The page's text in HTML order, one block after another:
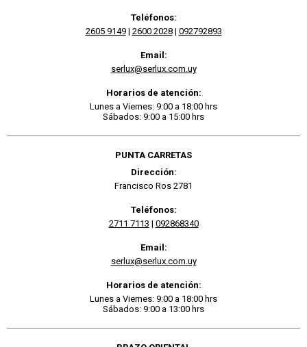
Teléfonos:
2605 9149| 2600 2028| 092792893
Email:
serlux@serlux.com.uy
Horarios de atención:
Lunes a Viernes: 9:00 a 18:00 hrs
Sábados: 9:00 a 15:00 hrs
PUNTA CARRETAS
Dirección:
Francisco Ros 2781
Teléfonos:
2711 7113 | 092868340
Email:
serlux@serlux.com.uy
Horarios de atención:
Lunes a Viernes: 9:00 a 18:00 hrs
Sábados: 9:00 a 13:00 hrs